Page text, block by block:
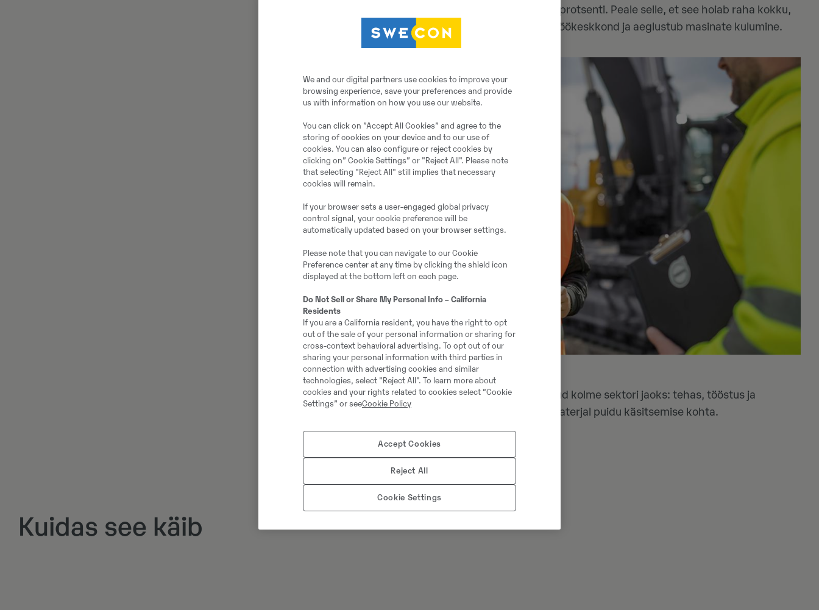
võivad vähendada kütusekulusid kuni 25 protsenti. Peale selle, et see hoiab raha kokku,
väheneb ka mõju keskkonnale, paraneb töökeskkond ja aeglustub masinate kulumine.
Ökonoomse juhi programm on kohandatud kolme sektori jaoks: tehas, tööstus ja
tootmine. Peale selle on meil erikoolitusmaterjal puidu käsitsemise kohta.
Kuidas see käib
We and our digital partners use cookies to improve your
browsing experience, save your preferences and provide
us with information on how you use our website.
You can click on ”Accept All Cookies” and agree to the
storing of cookies on your device and to our use of
cookies. You can also configure or reject cookies by
clicking on” Cookie Settings” or "Reject All". Please note
that selecting "Reject All" still implies that necessary
cookies will remain.
If your browser sets a user-engaged global privacy
control signal, your cookie preference will be
automatically updated based on your browser settings.
Please note that you can navigate to our Cookie
Preference center at any time by clicking the shield icon
displayed at the bottom left on each page.
Do Not Sell or Share My Personal Info – California
Residents
If you are a California resident, you have the right to opt
out of the sale of your personal information or sharing for
cross-context behavioral advertising. To opt out of our
sharing your personal information with third parties in
connection with advertising cookies and similar
technologies, select "Reject All". To learn more about
cookies and your rights related to cookies select “Cookie
Settings” or seeCookie Policy
Accept Cookies
Reject All
Cookie Settings